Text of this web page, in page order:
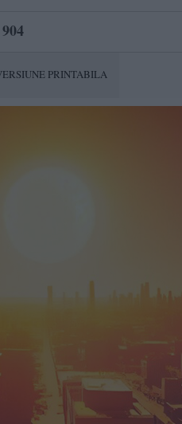
904
PRINTABILA